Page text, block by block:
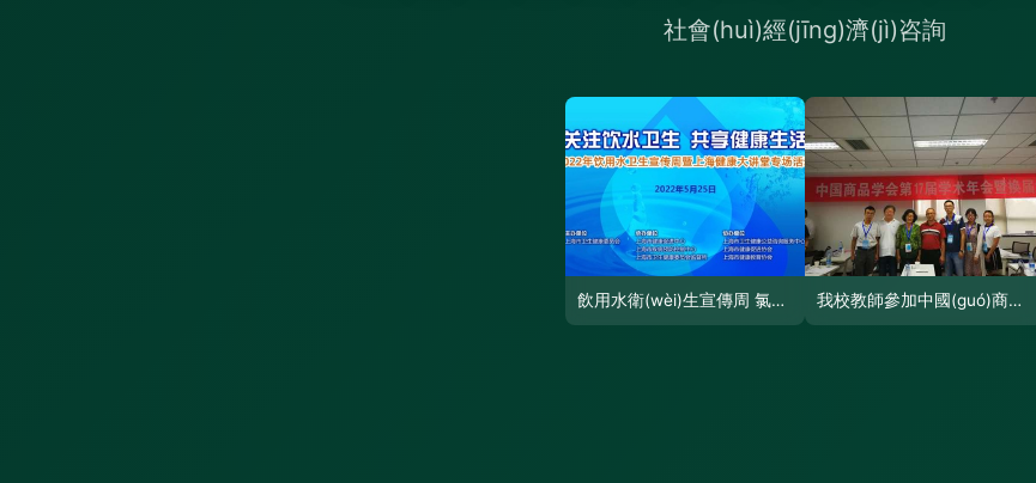
飲用水衛(wèi)生宣傳周 氯是自來水“疫苗”,建議煮沸飲用——社會(huì)經(jīng)濟(jì)視角解析 我校教師參加中國(guó)商品學(xué)會(huì)第十七屆學(xué)術(shù)年會(huì)暨換屆大會(huì) 社會(huì)經(jīng)濟(jì)咨詢成關(guān)注熱點(diǎn)